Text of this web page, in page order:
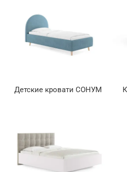
Детские кровати СОНУМ